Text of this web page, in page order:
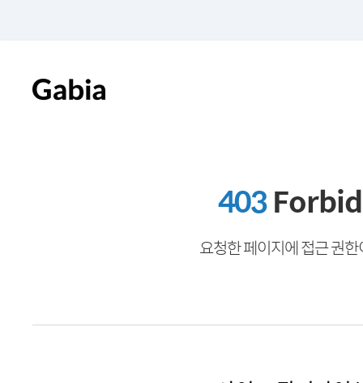
403
요청한 페이지에 접근 권